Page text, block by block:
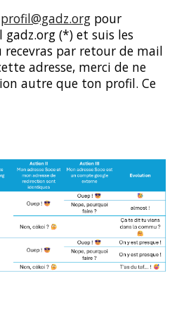
profil@gadz.org pour
gadz.org (*) et suis les
par retour de mail
adresse, merci de ne
autre que ton profil. Ce